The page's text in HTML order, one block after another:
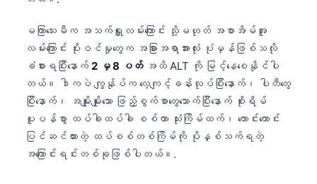
မကြာသေးမီက အသက်ရှူလမ်းကြောင်း သို့မဟုတ် အစာအိမ်အူ
လမ်းကြောင်း ပိုးဝင်မှုတွေက အခြားအရာအားလုံး ပုံမှန်ဖြစ်သလို
ခံစားရပြီးနောက် 2 မှ 8 ပတ်အထိ ALT ကို မြင့်နေစေနိုင်ပါ
တယ်။ ဒါကပဲ ကျွန်ုပ်က လေ့ကျင့်ခန်းလုပ်ပြီးနောက်၊ ပါတီတွေ
ပြီးနောက်၊ အမျိုးမျိုးသော ဖြည့်စွက်စာတွေသောက်ပြီးနောက် စိုးရိမ်
ပူပန်စွာ ထပ်ခါထပ်ခါ စစ်တာ သုံးကြိမ်ထက်၊ ကောင်းကောင်း
ပြင်ဆင်ထားတဲ့ ထပ်စစ်တစ်ကြိမ်ကို ပိုနှစ်သက်ရတဲ့
အကြောင်းရင်းတစ်ခုဖြစ်ပါတယ်။.
سنڌي
සිංහල
অসমীয়া
Galego
Latviešu valoda
Македонски јазик